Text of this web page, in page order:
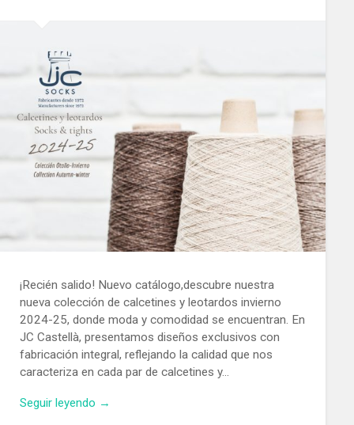
¡Recién salido! Nuevo catálogo,descubre nuestra
nueva colección de calcetines y leotardos invierno
2024-25, donde moda y comodidad se encuentran. En
JC Castellà, presentamos diseños exclusivos con
fabricación integral, reflejando la calidad que nos
caracteriza en cada par de calcetines y…
Seguir leyendo →